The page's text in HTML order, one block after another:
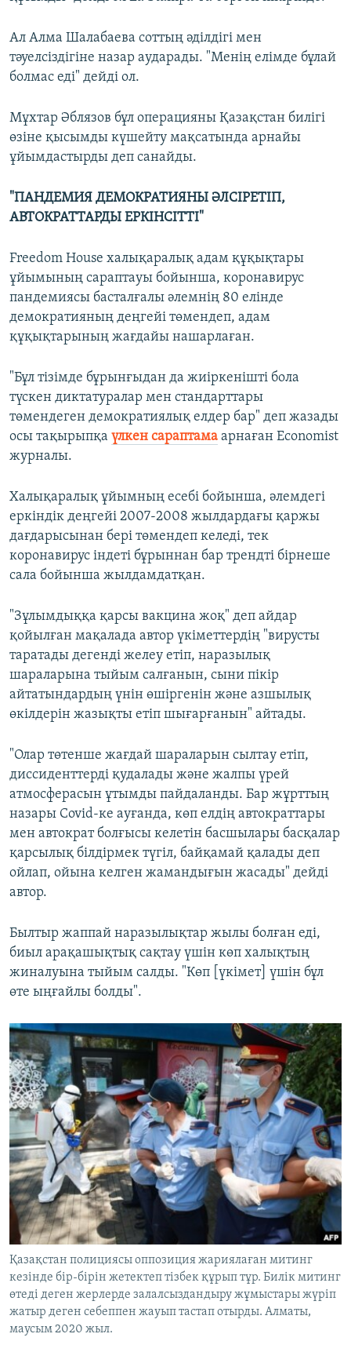
Ал Алма Шалабаева соттың әділдігі мен
тәуелсіздігіне назар аударады. "Менің елімде бұлай
болмас еді" дейді ол.
Мұхтар Әблязов бұл операцияны Қазақстан билігі
өзіне қысымды күшейту мақсатында арнайы
ұйымдастырды деп санайды.
"ПАНДЕМИЯ ДЕМОКРАТИЯНЫ ӘЛСІРЕТІП,
АВТОКРАТТАРДЫ ЕРКІНСІТТІ"
Freedom House халықаралық адам құқықтары
ұйымының сараптауы бойынша, коронавирус
пандемиясы басталғалы әлемнің 80 елінде
демократияның деңгейі төмендеп, адам
құқықтарының жағдайы нашарлаған.
"Бұл тізімде бұрынғыдан да жиіркенішті бола
түскен диктатуралар мен стандарттары
төмендеген демократиялық елдер бар" деп жазады
осы тақырыпқа үлкен сараптама арнаған Economist
журналы.
Халықаралық ұйымның есебі бойынша, әлемдегі
еркіндік деңгейі 2007-2008 жылдардағы қаржы
дағдарысынан бері төмендеп келеді, тек
коронавирус індеті бұрыннан бар трендті бірнеше
сала бойынша жылдамдатқан.
"Зұлымдыққа қарсы вакцина жоқ" деп айдар
қойылған мақалада автор үкіметтердің "вирусты
таратады дегенді желеу етіп, наразылық
шараларына тыйым салғанын, сыни пікір
айтатындардың үнін өшіргенін және азшылық
өкілдерін жазықты етіп шығарғанын" айтады.
"Олар төтенше жағдай шараларын сылтау етіп,
диссиденттерді қудалады және жалпы үрей
атмосферасын ұтымды пайдаланды. Бар жұрттың
назары Covid-ке ауғанда, көп елдің автократтары
мен автократ болғысы келетін басшылары басқалар
қарсылық білдірмек түгіл, байқамай қалады деп
ойлап, ойына келген жамандығын жасады" дейді
автор.
Былтыр жаппай наразылықтар жылы болған еді,
биыл арақашықтық сақтау үшін көп халықтың
жиналуына тыйым салды. "Көп [үкімет] үшін бұл
өте ыңғайлы болды".
Қазақстан полициясы оппозиция жариялаған митинг
кезінде бір-бірін жетектеп тізбек құрып тұр. Билік митинг
өтеді деген жерлерде залалсыздандыру жұмыстары жүріп
жатыр деген себеппен жауып тастап отырды. Алматы,
маусым 2020 жыл.